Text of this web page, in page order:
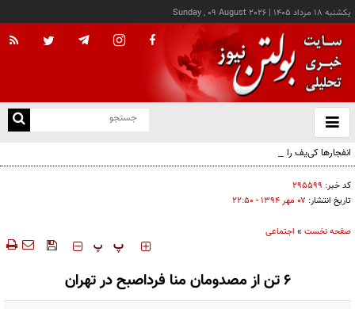
يکشنبه ۱۸ مرداد ۱۴۰۵ |
Sunday , 09 August 2026
باز
و
انفجارها کی‌یف را دوباره لرزاند
کد خبر: ۲۹۵۵۹۹
تاریخ انتشار: ۰۷ مهر ۱۳۹۴ - ۲۲:۵۰
صفحه نخست » اجتماعی
‍‍‍ پ پ
6 تن از مصدومان منا فرداصبح در تهران